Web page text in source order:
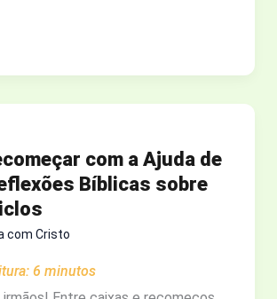
com a Ajuda de
Bíblicas sobre
com Cristo
6 minutos